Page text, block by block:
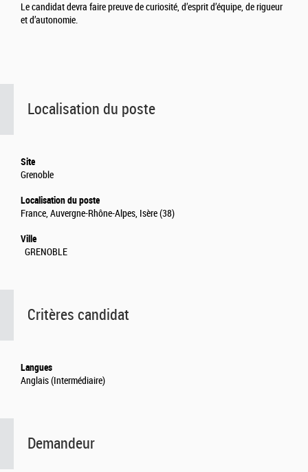
Le candidat devra faire preuve de curiosité, d’esprit d’équipe, de rigueur
et d’autonomie.
Localisation du poste
Site
Grenoble
Localisation du poste
France, Auvergne-Rhône-Alpes, Isère (38)
Ville
GRENOBLE
Critères candidat
Langues
Anglais (Intermédiaire)
Demandeur